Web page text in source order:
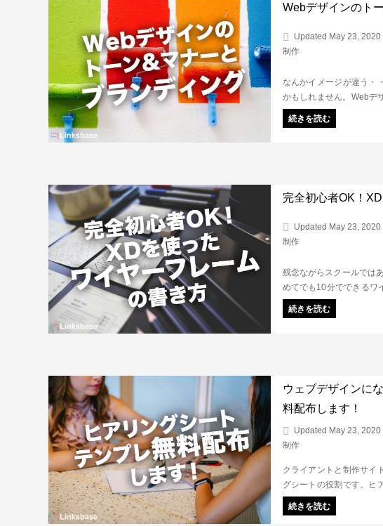
Webデザインのト
Updated May 23,
制作
なんかイメージが違う・
かもしれません。Webデ
現するデザインのルール
なかなか教わることので
続きを読む
完全初心者OK！
Updated May 23,
制作
残念ながらスクールでは
めてでも10分でできるワ
ムは、ウェブサイトの設
配置を考えるだけでなく
続きを読む
ウェブデザインに
料配布します！
Updated May 23,
制作
クライアントと制作サイ
グシートの役割です。ヒ
て行くことができ、工数
プレを使いながら、どん
続きを読む